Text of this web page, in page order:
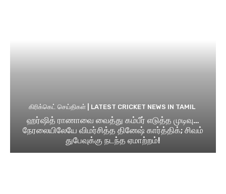
கிரிக்கெட் செய்திகள் | LATEST CRICKET NEWS IN TAMIL
ஹர்ஷித் ராணாவை வைத்து கம்பீர் எடுத்த முடிவு…
நேரலையிலேயே விமர்சித்த தினேஷ் கார்த்திக்; சிவம்
துபேவுக்கு நடந்த ஏமாற்றம்!